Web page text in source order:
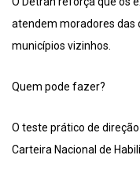
atendem moradores das
municípios vizinhos.
Quem pode fazer?
O teste prático de
Carteira Nacional de